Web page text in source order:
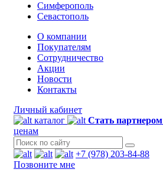
Симферополь
Севастополь
О компании
Покупателям
Сотрудничество
Акции
Новости
Контакты
Личный кабинет
каталог
Стать партнером
ценам
+7 (978) 203-84-88
Позвоните мне